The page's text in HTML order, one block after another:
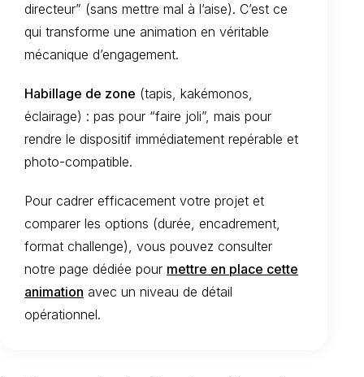
directeur” (sans mettre mal à l’aise). C’est ce
qui transforme une animation en véritable
mécanique d’engagement.
Habillage de zone (tapis, kakémonos,
éclairage) : pas pour “faire joli”, mais pour
rendre le dispositif immédiatement repérable et
photo-compatible.
Pour cadrer efficacement votre projet et
comparer les options (durée, encadrement,
format challenge), vous pouvez consulter
notre page dédiée pour mettre en place cette
animation avec un niveau de détail
opérationnel.